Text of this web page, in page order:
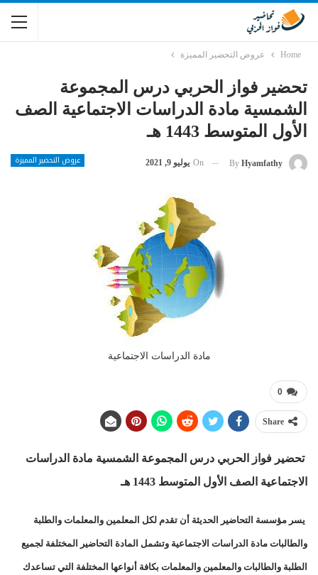
Home عروض التحضير المميزة
تحضير فواز الحربي درس المجموعة
الشمسية مادة الدراسات الاجتماعية الصف
الأول المتوسط 1443 هـ
عروض التحضير المميزة By Hyamfathy
On يوليو 9, 2021
مادة الدراسات الاجتماعية
0
Share
تحضير فواز الحربي درس المجموعة الشمسية مادة الدراسات
الاجتماعية الصف الأول المتوسط 1443 هـ
يسر مؤسسة التحاضير الحديثة أن تقدم لكل المعلمين والمعلمات والطلبة
والطالبات مادة الدراسات الاجتماعية وتشمل المادة التحاضير المختلفة لجميع
الطلبة والطالبات والمعلمين والمعلمات بكافة أنواعها المختلفة التي تساعدك